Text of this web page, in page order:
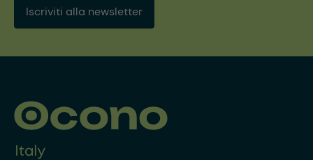
Iscriviti alla newsletter